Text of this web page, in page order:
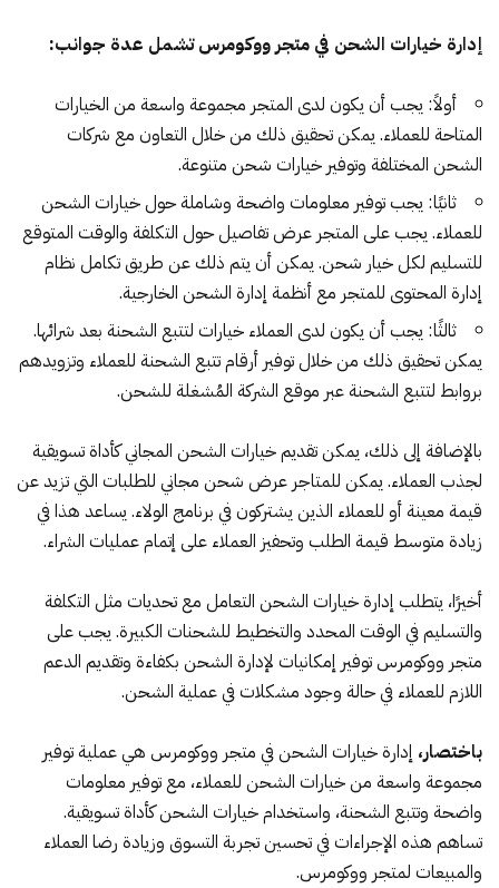
إدارة خيارات الشحن في متجر ووكومرس تشمل عدة جوانب:
أولاً: يجب أن يكون لدى المتجر مجموعة واسعة من الخيارات
المتاحة للعملاء. يمكن تحقيق ذلك من خلال التعاون مع شركات
الشحن المختلفة وتوفير خيارات شحن متنوعة.
ثانيًا: يجب توفير معلومات واضحة وشاملة حول خيارات الشحن
للعملاء. يجب على المتجر عرض تفاصيل حول التكلفة والوقت المتوقع
للتسليم لكل خيار شحن. يمكن أن يتم ذلك عن طريق تكامل نظام
إدارة المحتوى للمتجر مع أنظمة إدارة الشحن الخارجية.
ثالثًا: يجب أن يكون لدى العملاء خيارات لتتبع الشحنة بعد شرائها.
يمكن تحقيق ذلك من خلال توفير أرقام تتبع الشحنة للعملاء وتزويدهم
بروابط لتتبع الشحنة عبر موقع الشركة المُشغلة للشحن.
بالإضافة إلى ذلك، يمكن تقديمخيارات الشحن المجانيكأداة تسويقية
لجذب العملاء. يمكن للمتاجر عرض شحن مجاني للطلبات التي تزيد عن
قيمة معينة أو للعملاء الذين يشتركون في برنامج الولاء. يساعد هذا في
زيادة متوسط قيمة الطلب وتحفيز العملاء على إتمام عمليات الشراء.
أخيرًا، يتطلب إدارة خيارات الشحن التعامل مع تحديات مثل التكلفة
والتسليم في الوقت المحدد والتخطيط للشحنات الكبيرة. يجب على
متجر ووكومرس توفير إمكانيات لإدارة الشحن بكفاءة وتقديم الدعم
اللازم للعملاء في حالة وجود مشكلات في عملية الشحن.
باختصار، إدارة خيارات الشحن في متجر ووكومرس هي عملية توفير
مجموعة واسعة من خيارات الشحن للعملاء، مع توفير معلومات
واضحة وتتبع الشحنة، واستخدام خيارات الشحن كأداة تسويقية.
تساهم هذه الإجراءات في تحسين تجربة التسوق وزيادة رضا العملاء
والمبيعات لمتجر ووكومرس.